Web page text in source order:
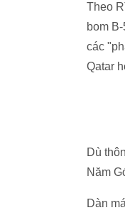
Theo
bom
các
Qatar
Dù
Năm
Dàn